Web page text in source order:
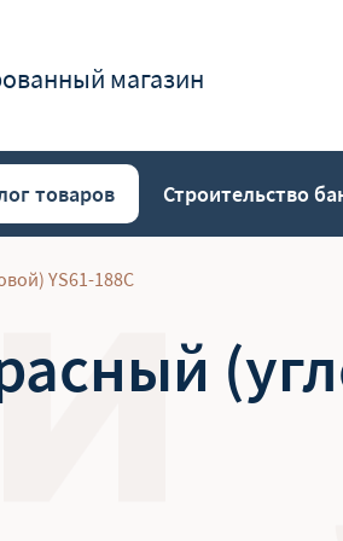
магазин
товаров Строительство
YS61-188C